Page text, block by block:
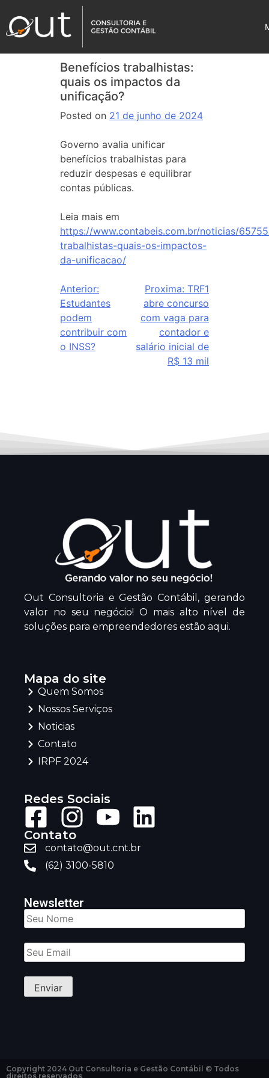
Benefícios trabalhistas:
quais os impactos da
unificação?
Posted on 21 de junho de 2024
Governo avalia unificar
benefícios trabalhistas para
reduzir despesas e equilibrar
contas públicas.
Leia mais em
https://www.contabeis.com.br/noticias/
trabalhistas-quais-os-impactos-
da-unificacao/
Anterior:
Estudantes
podem
contribuir com
o INSS?
Proxima: TRF1
abre concurso
com vaga para
contador e
salário inicial de
R$ 13 mil
Out Consultoria e Gestão Contábil, gerando
valor no seu negócio! O mais alto nível de
soluções para empreendedores estão aqui.
Mapa do site
Quem Somos
Nossos Serviços
Noticias
Contato
IRPF 2024
Redes Sociais
Contato
contato@out.cnt.br
(62) 3100-5810
Newsletter
Copyright 2024 Out Consultoria e Gestão Contábil © Todos
direitos reservados